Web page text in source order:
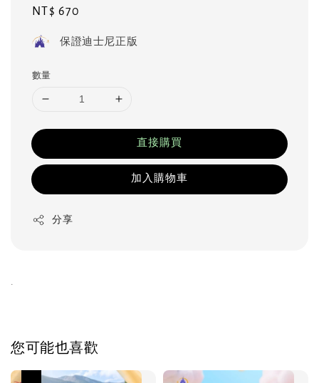
Regular
NT$ 670
保證迪士尼正版
數量
直接購買
加入購物車
分享
您可能也喜歡